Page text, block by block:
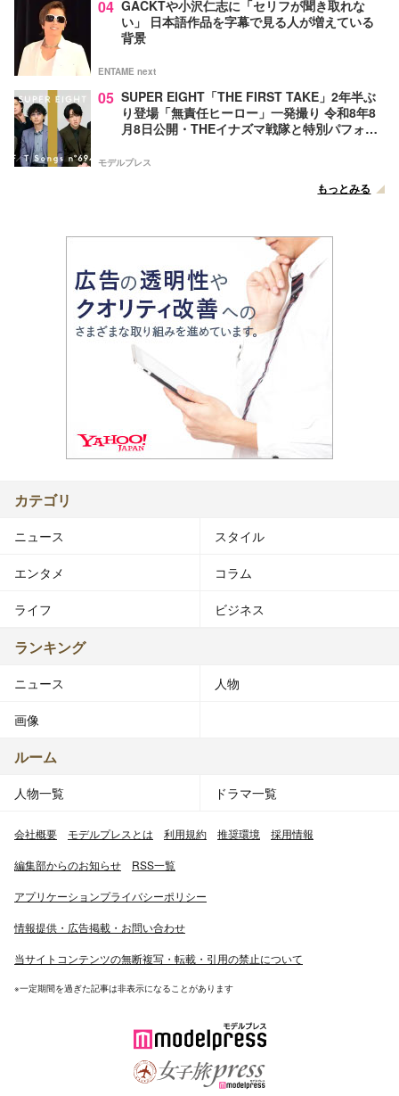
04 GACKTや小沢仁志に「セリフが聞き取れな
い」 日本語作品を字幕で見る人が増えている
背景
ENTAME next
05 SUPER EIGHT「THE FIRST TAKE」2年半ぶ
り登場「無責任ヒーロー」一発撮り 令和8年8
月8日公開・THEイナズマ戦隊と特別パフォー
モデルプレス
もっとみる
カテゴリ
ニュース スタイル
エンタメ コラム
ライフ ビジネス
ランキング
ニュース 人物
画像
ルーム
人物一覧 ドラマ一覧
会社概要 モデルプレスとは 利用規約 推奨環境 採用情報
編集部からのお知らせ RSS一覧
アプリケーションプライバシーポリシー
情報提供・広告掲載・お問い合わせ
当サイトコンテンツの無断複写・転載・引用の禁止について
※一定期間を過ぎた記事は非表示になることがあります